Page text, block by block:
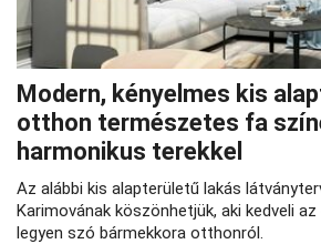
Modern, kényelmes kis
otthon természetes fa
harmonikus terekkel
Az alábbi kis alapterületű lakás
Karimovának köszönhetjük, aki kedveli
legyen szó bármekkora otthonról.